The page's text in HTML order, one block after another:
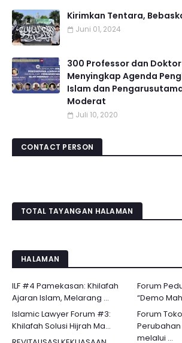
Kirimkan Tentara,
Juni 01, 2024
300 Professor dan
Menyingkap Agenda
Islam dan
Moderat
Juli 10, 2020
CONTACT PERSON
TOTAL TAYANGAN HALAMAN
HALAMAN
ILF #4 Pamekasan: Khilafah
Ajaran Islam, Melarang ...
Forum
“Demo
Islamic Lawyer Forum #3:
Khilafah Solusi Hijrah Ma...
Forum
melalui ...